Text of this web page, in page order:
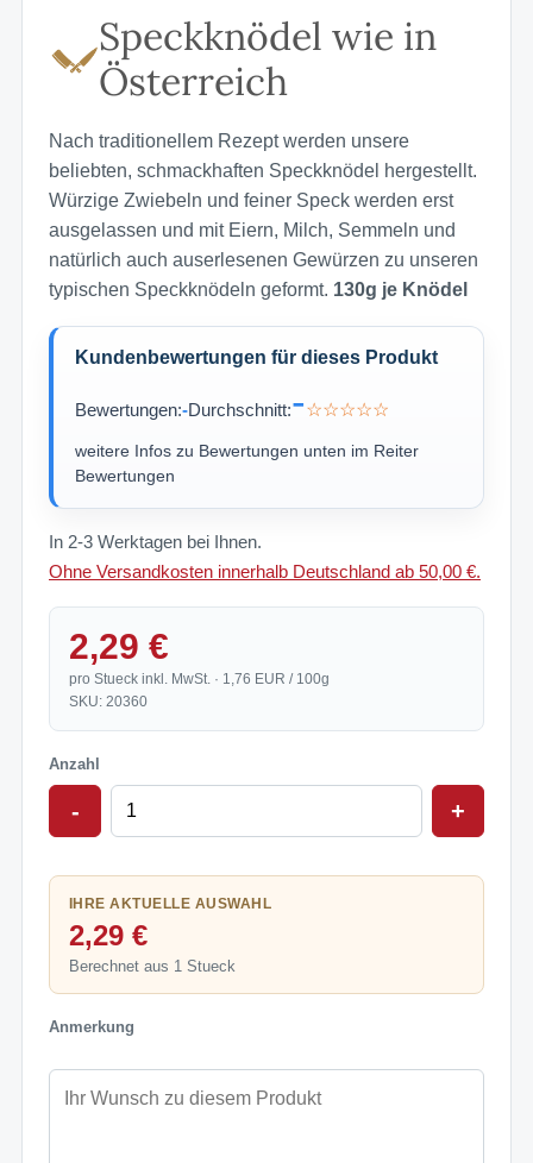
Speckknödel wie in
Österreich
Nach traditionellem Rezept werden unsere
beliebten, schmackhaften Speckknödel hergestellt.
Würzige Zwiebeln und feiner Speck werden erst
ausgelassen und mit Eiern, Milch, Semmeln und
natürlich auch auserlesenen Gewürzen zu unseren
typischen Speckknödeln geformt. 130g je Knödel
Kundenbewertungen für dieses Produkt
Bewertungen:-Durchschnitt:-☆☆☆☆☆
weitere Infos zu Bewertungen unten im Reiter
Bewertungen
In 2-3 Werktagen bei Ihnen.
Ohne Versandkosten innerhalb Deutschland ab 50,00 €.
2,29 €
pro Stueck inkl. MwSt. · 1,76 EUR / 100g
SKU: 20360
Anzahl
- +
IHRE AKTUELLE AUSWAHL
2,29 €
Berechnet aus 1 Stueck
Anmerkung